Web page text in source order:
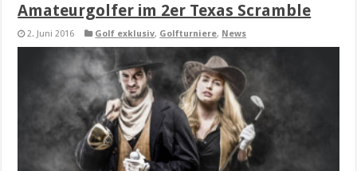
Amateurgolfer im 2er Texas Scramble
2. Juni 2016 Golf exklusiv, Golfturniere, News